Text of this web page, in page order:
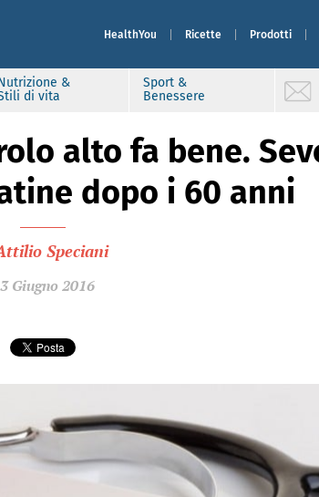
HealthYou Ricette Prodotti
&
di vita
Sport &
Benessere
alto fa bene.
dopo i 60 anni
Speciani
Giugno 2016